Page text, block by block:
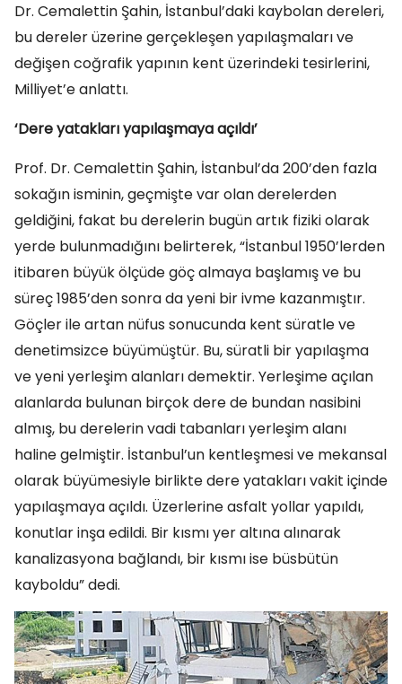
Dr. Cemalettin Şahin, İstanbul’daki kaybolan dereleri,
bu dereler üzerine gerçekleşen yapılaşmaları ve
değişen coğrafik yapının kent üzerindeki tesirlerini,
Milliyet’e anlattı.
‘Dere yatakları yapılaşmaya açıldı’
Prof. Dr. Cemalettin Şahin, İstanbul’da 200’den fazla
sokağın isminin, geçmişte var olan derelerden
geldiğini, fakat bu derelerin bugün artık fiziki olarak
yerde bulunmadığını belirterek, “İstanbul 1950’lerden
itibaren büyük ölçüde göç almaya başlamış ve bu
süreç 1985’den sonra da yeni bir ivme kazanmıştır.
Göçler ile artan nüfus sonucunda kent süratle ve
denetimsizce büyümüştür. Bu, süratli bir yapılaşma
ve yeni yerleşim alanları demektir. Yerleşime açılan
alanlarda bulunan birçok dere de bundan nasibini
almış, bu derelerin vadi tabanları yerleşim alanı
haline gelmiştir. İstanbul’un kentleşmesi ve mekansal
olarak büyümesiyle birlikte dere yatakları vakit içinde
yapılaşmaya açıldı. Üzerlerine asfalt yollar yapıldı,
konutlar inşa edildi. Bir kısmı yer altına alınarak
kanalizasyona bağlandı, bir kısmı ise büsbütün
kayboldu” dedi.